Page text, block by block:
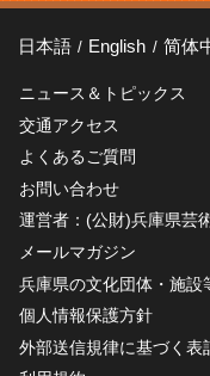
日本語 English 简体
ニュース＆トピックス
交通アクセス
よくあるご質問
お問い合わせ
運営者：(公財)兵庫県芸
メールマガジン
兵庫県の文化団体・施設
個人情報保護方針
外部送信規律に基づく表